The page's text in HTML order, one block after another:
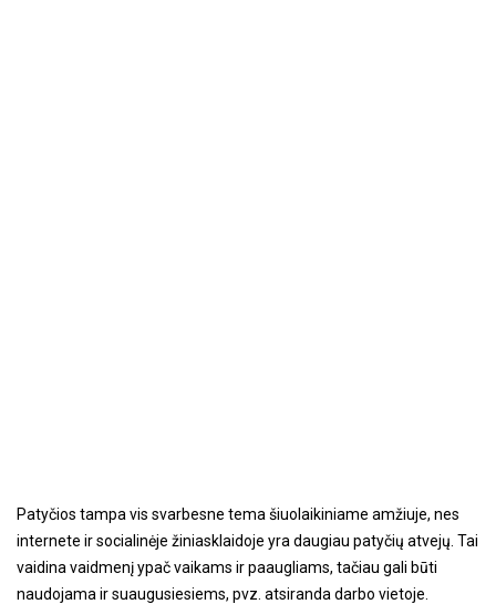
Patyčios tampa vis svarbesne tema šiuolaikiniame amžiuje, nes
internete ir socialinėje žiniasklaidoje yra daugiau patyčių atvejų. Tai
vaidina vaidmenį ypač vaikams ir paaugliams, tačiau gali būti
naudojama ir suaugusiesiems, pvz. atsiranda darbo vietoje.